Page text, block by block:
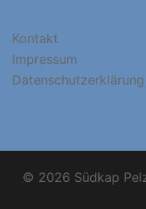
Kontakt
Impressum
Datenschutzerklärung
© 2026 Südkap